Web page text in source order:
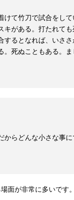
て竹刀で試合をし
キがある。打たれて
するとなれば、いさ
。死ぬこともある。
らどんな小さな事
面が非常に多いです。